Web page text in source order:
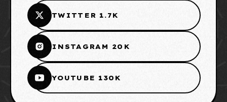
TWITTER 1.7K
INSTAGRAM 20K
YOUTUBE 130K